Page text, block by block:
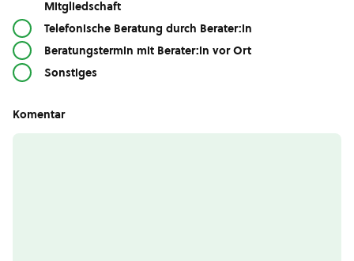
Mitgliedschaft
Telefonische Beratung durch Berater:in
Beratungstermin mit Berater:in vor Ort
Sonstiges
Komentar